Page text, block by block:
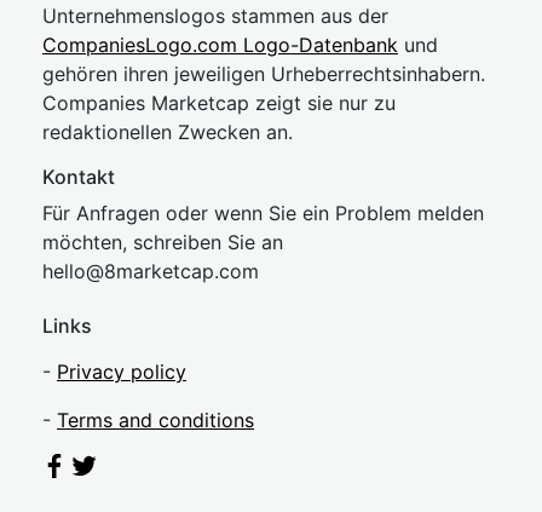
Unternehmenslogos stammen aus der
CompaniesLogo.com Logo-Datenbank und
gehören ihren jeweiligen Urheberrechtsinhabern.
Companies Marketcap zeigt sie nur zu
redaktionellen Zwecken an.
Kontakt
Für Anfragen oder wenn Sie ein Problem melden
möchten, schreiben Sie an
hello@8marketcap.com
Links
- Privacy policy
- Terms and conditions